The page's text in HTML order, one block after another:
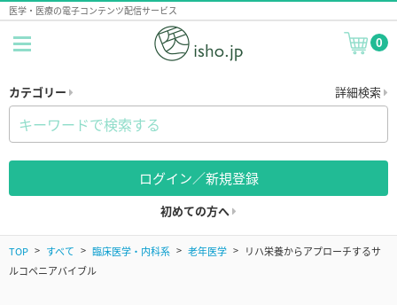
医学・医療の電子コンテンツ配信サービス
0
カテゴリー 詳細検索
ログイン／新規登録
初めての方へ
TOP すべて 臨床医学・内科系 老年医学
リハ栄養からアプローチするサ
ルコペニアバイブル